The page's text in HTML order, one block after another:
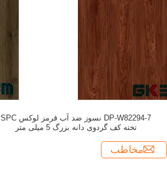
DP-W82294-7 نسوز ضد آب قرمز لوکس SPC
تخته کف گردوی دانه بزرگ 5 میلی متر
مخاطب